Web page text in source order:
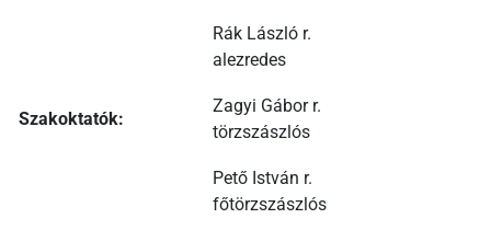
Rák László r.
alezredes
Szakoktatók:
Zagyi Gábor r.
törzszászlós
Pető István r.
főtörzszászlós